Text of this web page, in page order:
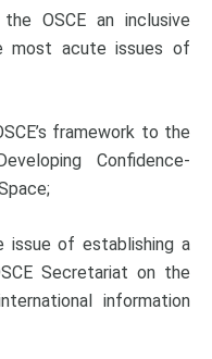
OSCE an inclusive
most acute issues of
framework to the
Confidence-
issue of establishing a
Secretariat on the
information